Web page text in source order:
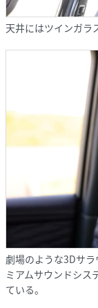
天井にはツインガラ
劇場のような3Dサ
ミアムサウンドシス
ている。